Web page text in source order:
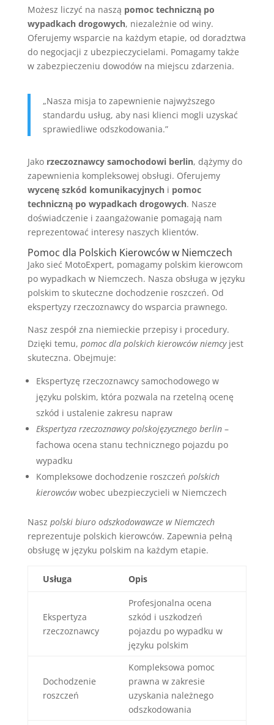
Możesz liczyć na naszą pomoc techniczną po
wypadkach drogowych, niezależnie od winy.
Oferujemy wsparcie na każdym etapie, od doradztwa
do negocjacji z ubezpieczycielami. Pomagamy także
w zabezpieczeniu dowodów na miejscu zdarzenia.
„Nasza misja to zapewnienie najwyższego
standardu usług, aby nasi klienci mogli uzyskać
sprawiedliwe odszkodowania.”
Jako rzeczoznawcy samochodowi berlin, dążymy do
zapewnienia kompleksowej obsługi. Oferujemy
wycenę szkód komunikacyjnychi pomoc
techniczną po wypadkach drogowych. Nasze
doświadczenie i zaangażowanie pomagają nam
reprezentować interesy naszych klientów.
Pomoc dla Polskich Kierowców w Niemczech
Jako sieć MotoExpert, pomagamy polskim kierowcom
po wypadkach w Niemczech. Nasza obsługa w języku
polskim to skuteczne dochodzenie roszczeń. Od
ekspertyzy rzeczoznawcy do wsparcia prawnego.
Nasz zespół zna niemieckie przepisy i procedury.
Dzięki temu, pomoc dla polskich kierowców niemcyjest
skuteczna. Obejmuje:
Ekspertyzę rzeczoznawcy samochodowego w
języku polskim, która pozwala na rzetelną ocenę
szkód i ustalenie zakresu napraw
Ekspertyza rzeczoznawcy polskojęzycznego berlin–
fachowa ocena stanu technicznego pojazdu po
wypadku
Kompleksowe dochodzenie roszczeń polskich
kierowcówwobec ubezpieczycieli w Niemczech
Nasz polski biuro odszkodowawcze w Niemczech
reprezentuje polskich kierowców. Zapewnia pełną
obsługę w języku polskim na każdym etapie.
Usługa Opis
Ekspertyza
rzeczoznawcy
Profesjonalna ocena
szkód i uszkodzeń
pojazdu po wypadku w
języku polskim
Dochodzenie
roszczeń
Kompleksowa pomoc
prawna w zakresie
uzyskania należnego
odszkodowania